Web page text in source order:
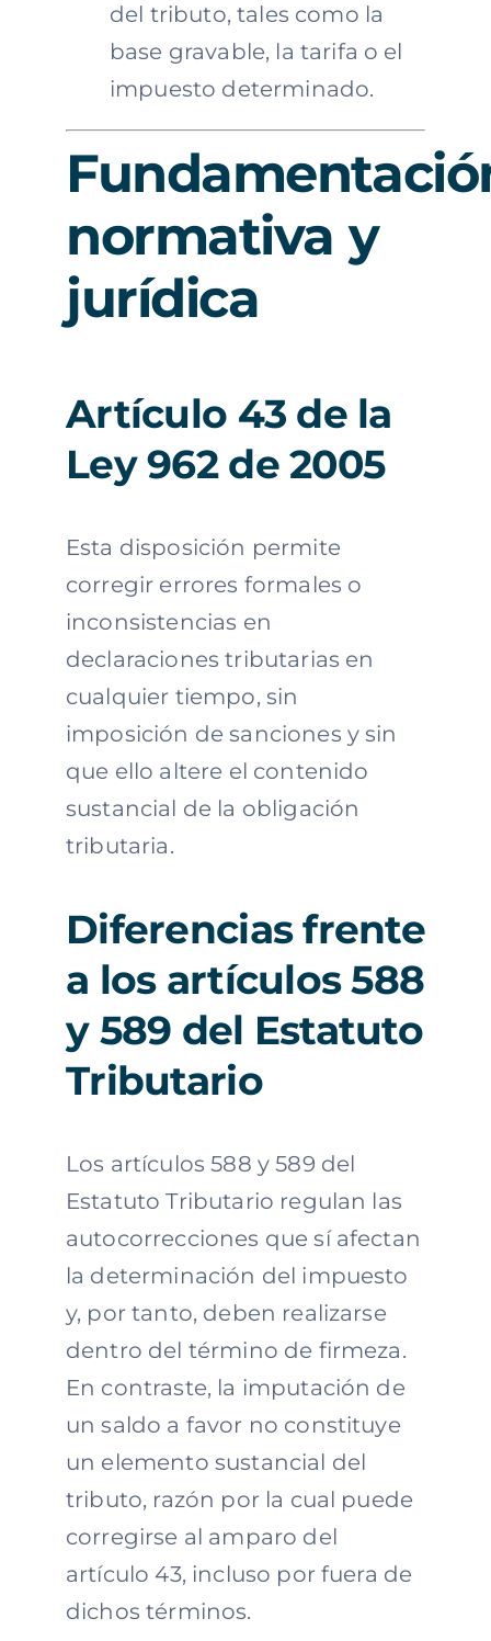
del tributo, tales como la
base gravable, la tarifa o el
impuesto determinado.
normativa y
jurídica
Artículo 43 de la
Ley 962 de 2005
Esta disposición permite
corregir errores formales o
inconsistencias en
declaraciones tributarias en
cualquier tiempo, sin
imposición de sanciones y sin
que ello altere el contenido
sustancial de la obligación
tributaria.
Diferencias frente
a los artículos 588
y 589 del Estatuto
Tributario
Los artículos 588 y 589 del
Estatuto Tributario regulan las
autocorrecciones que sí afectan
la determinación del impuesto
y, por tanto, deben realizarse
dentro del término de firmeza.
En contraste, la imputación de
un saldo a favor no constituye
un elemento sustancial del
tributo, razón por la cual puede
corregirse al amparo del
artículo 43, incluso por fuera de
dichos términos.